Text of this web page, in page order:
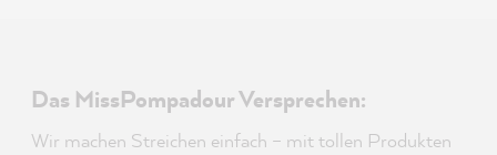
Das MissPompadour Versprechen:
Wir machen Streichen einfach – mit tollen Produkten